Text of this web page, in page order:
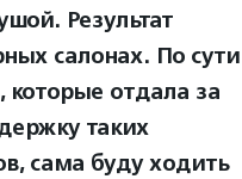
Результат
салонах. По сути
отдала за
таких
сама буду ходить